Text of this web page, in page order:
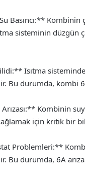
Basıncı:** Kombinin
sisteminin düzgün
Isıtma
Bu durumda, kombi
Kombinin
için kritik bir
Problemleri:**
Bu durumda, 6A